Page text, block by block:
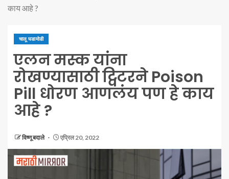
काय आहे ?
चालू घडामोडी
एलन मस्क यांना
रोखण्यासाठी ट्विटरने Poison
Pill धोरण आणलंय पण हे काय
आहे ?
विष्णू बदाले एप्रिल 20, 2022